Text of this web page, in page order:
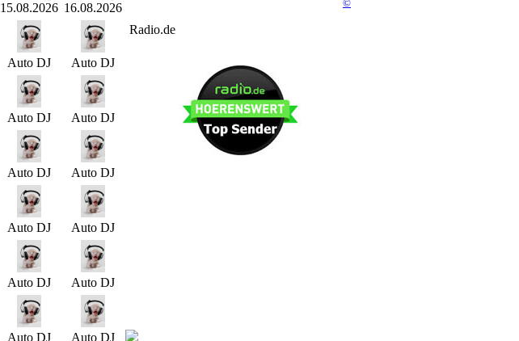
15.08.2026 16.08.2026
Auto DJ Auto DJ
Auto DJ Auto DJ
Auto DJ Auto DJ
Auto DJ Auto DJ
Auto DJ Auto DJ
Auto DJ Auto DJ
©
Radio.de